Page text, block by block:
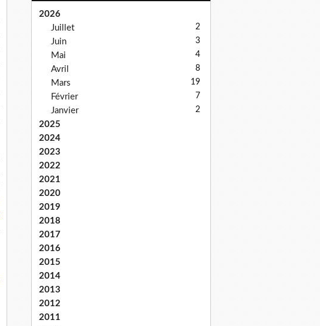
2026
Juillet
2
Juin 3
Mai 4
Avril 8
Mars 19
Février 7
Janvier 2
2025
2024
2023
2022
2021
2020
2019
2018
2017
2016
2015
2014
2013
2012
2011